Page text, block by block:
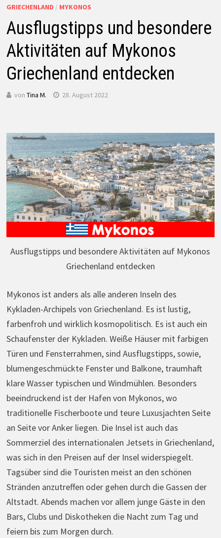
GRIECHENLAND / MYKONOS
Ausflugstipps und besondere
Aktivitäten auf Mykonos
Griechenland entdecken
von Tina M. 28. August 2022
Ausflugstipps und besondere Aktivitäten auf Mykonos
Griechenland entdecken
Mykonos ist anders als alle anderen Inseln des
Kykladen-Archipels von Griechenland. Es ist lustig,
farbenfroh und wirklich kosmopolitisch. Es ist auch ein
Schaufenster der Kykladen. Weiße Häuser mit farbigen
Türen und Fensterrahmen, sind Ausflugstipps, sowie,
blumengeschmückte Fenster und Balkone, traumhaft
klare Wasser typischen und Windmühlen. Besonders
beeindruckend ist der Hafen von Mykonos, wo
traditionelle Fischerboote und teure Luxusjachten Seite
an Seite vor Anker liegen. Die Insel ist auch das
Sommerziel des internationalen Jetsets in Griechenland,
was sich in den Preisen auf der Insel widerspiegelt.
Tagsüber sind die Touristen meist an den schönen
Stränden anzutreffen oder gehen durch die Gassen der
Altstadt. Abends machen vor allem junge Gäste in den
Bars, Clubs und Diskotheken die Nacht zum Tag und
feiern bis zum Morgen durch.